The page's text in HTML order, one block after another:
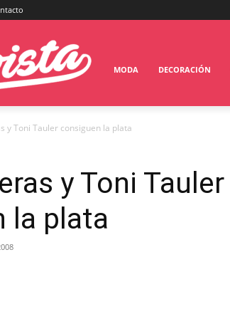
MODA DECORACIÓN
y Toni Tauler consiguen la plata
y Toni Tauler
la plata